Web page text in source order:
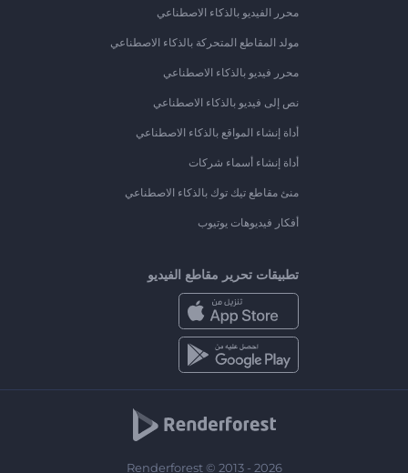
محرر الفيديو بالذكاء الاصطناعي
مولد المقاطع المتحركة بالذكاء الاصطناعي
محرر فيديو بالذكاء الاصطناعي
نص إلى فيديو بالذكاء الاصطناعي
أداة إنشاء المواقع بالذكاء الاصطناعي
أداة إنشاء أسماء شركات
منئ مقاطع تيك توك بالذكاء الاصطناعي
أفكار فيديوهات يوتيوب
تطبيقات تحرير مقاطع الفيديو
Renderforest © 2013 - 2026